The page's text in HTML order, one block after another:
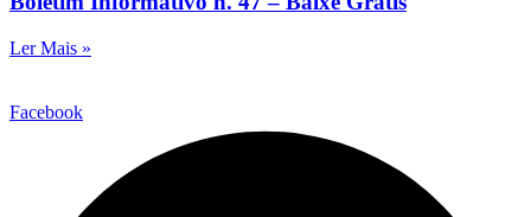
Ler Mais »
Facebook